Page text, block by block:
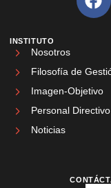
INSTITUTO
Nosotros
Filosofía de
Imagen-Objetivo
Personal Directivo
Noticias